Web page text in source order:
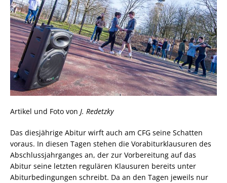
Artikel und Foto von J. Redetzky
Das diesjährige Abitur wirft auch am CFG seine Schatten
voraus. In diesen Tagen stehen die Vorabiturklausuren des
Abschlussjahrganges an, der zur Vorbereitung auf das
Abitur seine letzten regulären Klausuren bereits unter
Abiturbedingungen schreibt. Da an den Tagen jeweils nur